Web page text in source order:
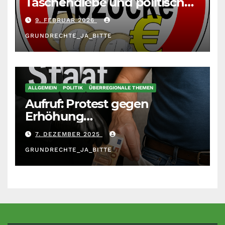
unberechenbar
9. FEBRUAR 2026
GRUNDRECHTE_JA_BITTE
ALLGEMEIN POLITIK ÜBERREGIONALE THEMEN
Aufruf: Protest gegen
Erhöhung
Krankenkassenbeiträge
7. DEZEMBER 2025
GRUNDRECHTE_JA_BITTE